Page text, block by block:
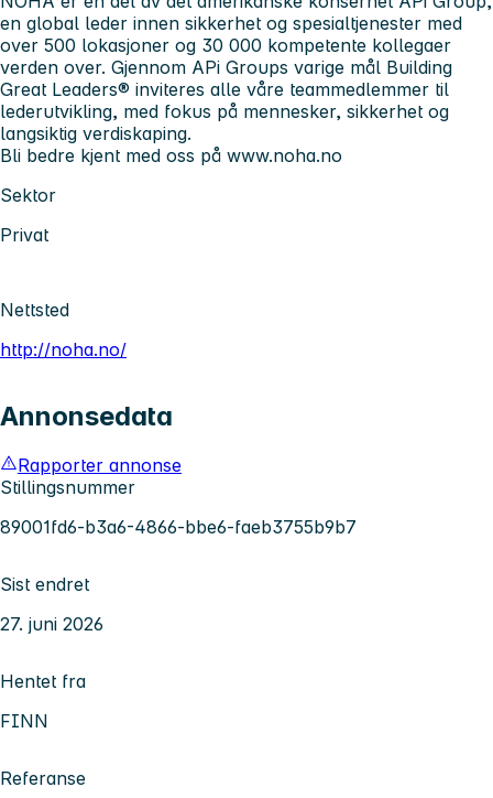
en global leder innen sikkerhet og spesialtjenester med
over 500 lokasjoner og 30 000 kompetente kollegaer
verden over. Gjennom APi Groups varige mål Building
Great Leaders® inviteres alle våre teammedlemmer til
lederutvikling, med fokus på mennesker, sikkerhet og
langsiktig verdiskaping.
Bli bedre kjent med oss på www.noha.no
Sektor
Privat
Nettsted
http://noha.no/
Annonsedata
Rapporter annonse
Stillingsnummer
89001fd6-b3a6-4866-bbe6-faeb3755b9b7
Sist endret
27. juni 2026
Hentet fra
FINN
Referanse